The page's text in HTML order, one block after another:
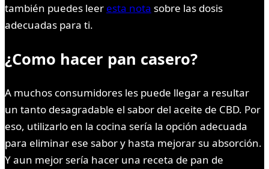
también puedes leer esta nota sobre las dosis
adecuadas para ti.
¿Como hacer pan casero?
A muchos consumidores les puede llegar a resultar
un tanto desagradable el sabor del aceite de CBD. Por
eso, utilizarlo en la cocina sería la opción adecuada
para eliminar ese sabor y hasta mejorar su absorción.
Y aun mejor sería hacer una receta de pan de